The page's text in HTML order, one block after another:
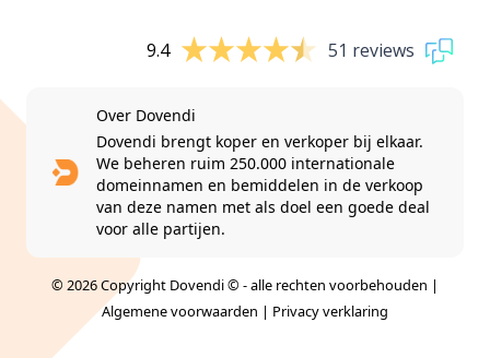
9.4 51 reviews
Over Dovendi
Dovendi brengt koper en verkoper bij elkaar.
We beheren ruim 250.000 internationale
domeinnamen en bemiddelen in de verkoop
van deze namen met als doel een goede deal
voor alle partijen.
© 2026 Copyright Dovendi © - alle rechten voorbehouden |
Algemene voorwaarden | Privacy verklaring